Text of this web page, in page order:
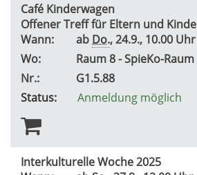
Café Kinderwagen
Offener Treff für Eltern und
Wann:
ab Do., 24.9., 10.00 Uhr
Wo:
Raum 8 - SpieKo-Raum
Nr.:
G1.5.88
Status:
Anmeldung möglich
Interkulturelle Woche 2025